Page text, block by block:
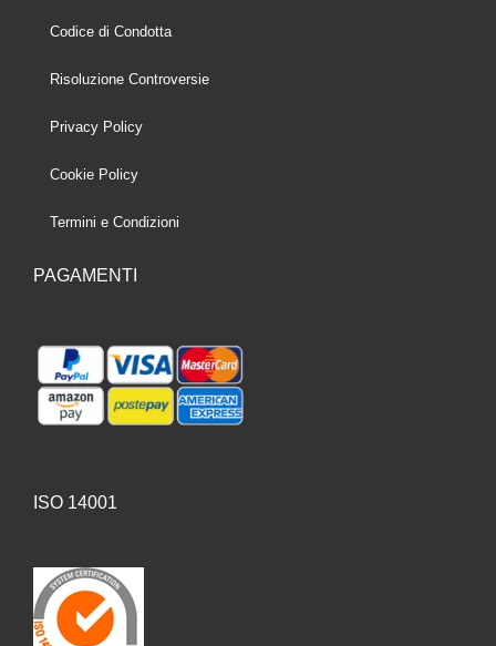
Codice di Condotta
Risoluzione Controversie
Privacy Policy
Cookie Policy
Termini e Condizioni
PAGAMENTI
ISO 14001